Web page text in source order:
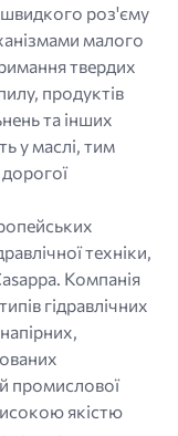
роз'єму
малого
твердих
продуктів
та інших
у маслі, тим
техніки,
Компанія
гідравлічних
промислової
якістю